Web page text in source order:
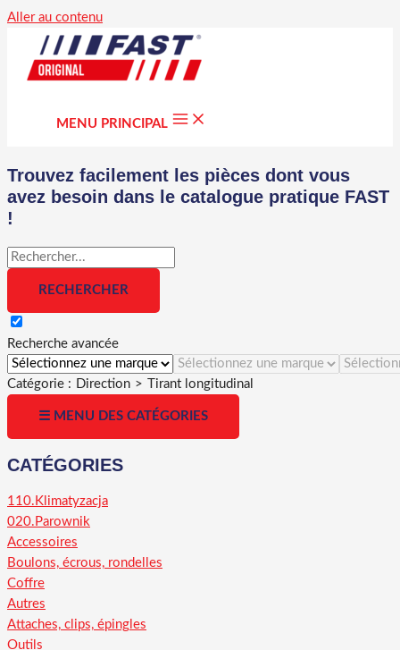
Aller au contenu
MENU PRINCIPAL
Trouvez facilement les pièces dont vous
avez besoin dans le catalogue pratique FAST
!
Recherche avancée
Catégorie : Direction > Tirant longitudinal
☰ MENU DES CATÉGORIES
CATÉGORIES
110.Klimatyzacja
020.Parownik
Accessoires
Boulons, écrous, rondelles
Coffre
Autres
Attaches, clips, épingles
Outils